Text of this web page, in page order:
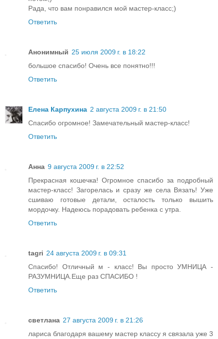
Рада, что вам понравился мой мастер-класс;)
Ответить
Анонимный 25 июля 2009 г. в 18:22
большое спасибо! Очень все понятно!!!
Ответить
Елена Карпухина 2 августа 2009 г. в 21:50
Спасибо огромное! Замечательный мастер-класс!
Ответить
Анна 9 августа 2009 г. в 22:52
Прекрасная кошечка! Огромное спасибо за подробный
мастер-класс! Загорелась и сразу же села Вязать! Уже
сшиваю готовые детали, осталость только вышить
мордочку. Надеюсь порадовать ребенка с утра.
Ответить
tagri 24 августа 2009 г. в 09:31
Спасибо! Отличный м - класс! Вы просто УМНИЦА -
РАЗУМНИЦА.Еще раз СПАСИБО !
Ответить
светлана 27 августа 2009 г. в 21:26
лариса благодаря вашему мастер классу я связала уже 3